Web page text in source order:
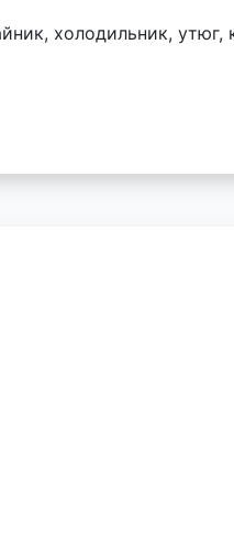
холодильник, утюг,